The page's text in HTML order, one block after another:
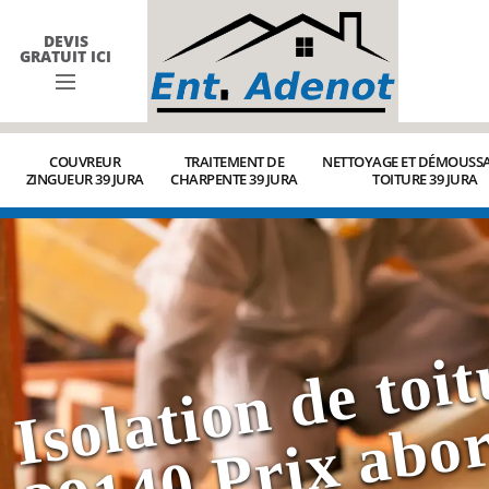
DEVIS
GRATUIT ICI
COUVREUR
ZINGUEUR 39 JURA
TRAITEMENT DE
CHARPENTE 39 JURA
NETTOYAGE ET
TOITURE 39 JURA